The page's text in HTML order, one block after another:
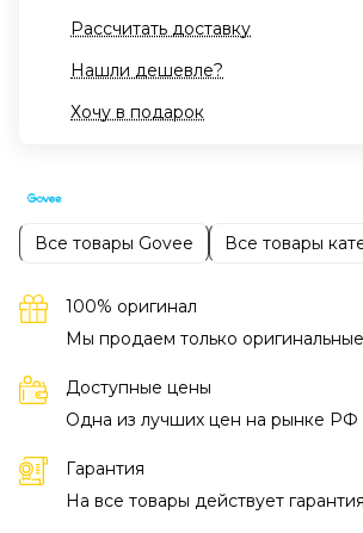
Рассчитать доставку
Нашли дешевле?
Хочу в подарок
Все товары Govee Все товары
100% оригинал
Мы продаем только
Доступные цены
Одна из лучших цен на рынке РФ
Гарантия
На все товары действует